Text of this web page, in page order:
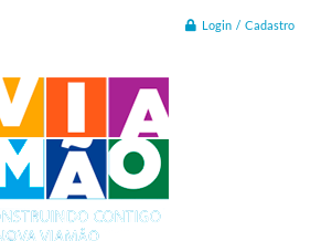
Login / Cadastro